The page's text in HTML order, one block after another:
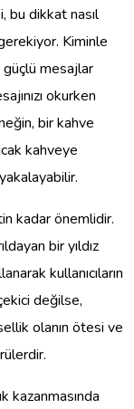
bu dikkat nasıl
Kiminle
mesajlar
okurken
bir kahve
kahveye
kadar önemlidir.
bir yıldız
kullanıcıların
değilse,
olanın ötesi ve
kazanmasında